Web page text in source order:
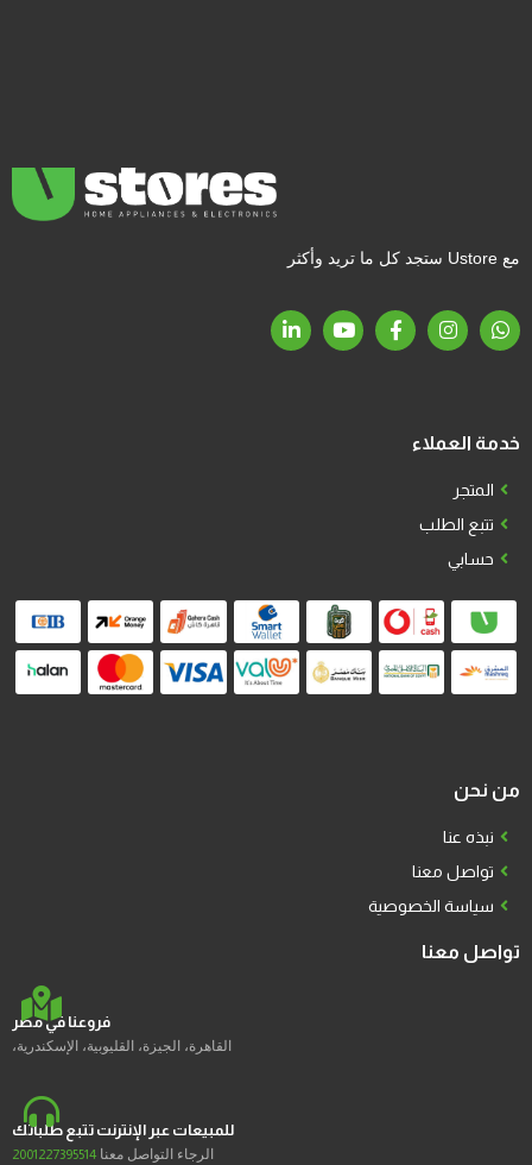
مع Ustore ستجد كل ما تريد وأكثر
خدمة العملاء
المتجر
تتبع الطلب
حسابي
من نحن
نبذه عنا
تواصل معنا
سياسة الخصوصية
تواصل معنا
فروعنا في مصر
القاهرة، الجيزة، القليوبية، الإسكندرية،
للمبيعات عبر الإنترنت تتبع طلباتك
الرجاء التواصل معنا 2001227395514